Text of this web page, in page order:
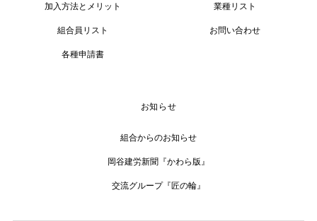
加入方法とメリット
組合員リスト
各種申請書
業種リスト
お問い合わせ
お知らせ
組合からのお知らせ
岡谷建労新聞『かわら版』
交流グループ『匠の輪』